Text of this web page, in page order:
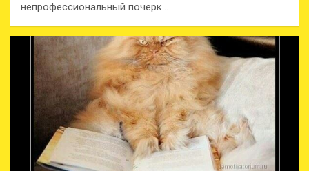
непрофессиональный почерк…